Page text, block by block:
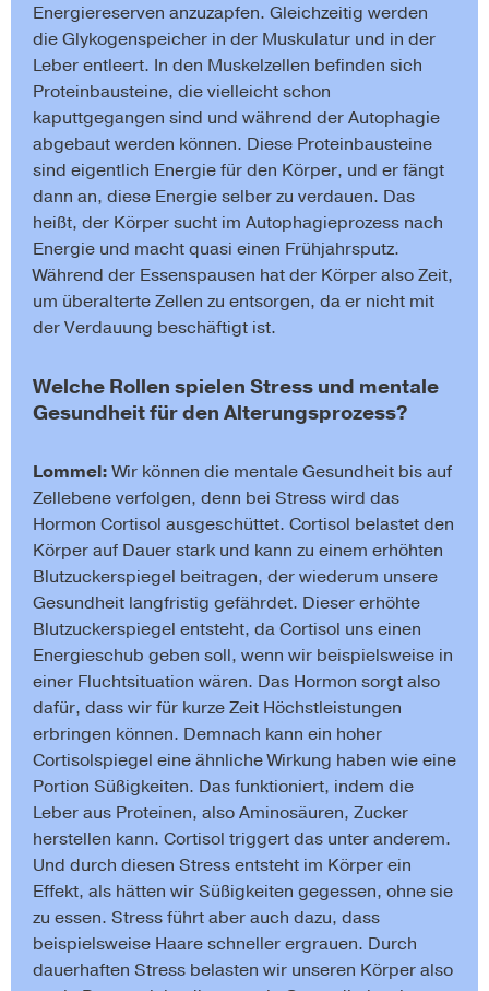
Energiereserven anzuzapfen. Gleichzeitig werden
die Glykogenspeicher in der Muskulatur und in der
Leber entleert. In den Muskelzellen befinden sich
Proteinbausteine, die vielleicht schon
kaputtgegangen sind und während der Autophagie
abgebaut werden können. Diese Proteinbausteine
sind eigentlich Energie für den Körper, und er fängt
dann an, diese Energie selber zu verdauen. Das
heißt, der Körper sucht im Autophagieprozess nach
Energie und macht quasi einen Frühjahrsputz.
Während der Essenspausen hat der Körper also Zeit,
um überalterte Zellen zu entsorgen, da er nicht mit
der Verdauung beschäftigt ist.
Welche Rollen spielen Stress und mentale
Gesundheit für den Alterungsprozess?
Lommel:Wir können die mentale Gesundheit bis auf
Zellebene verfolgen, denn bei Stress wird das
Hormon Cortisol ausgeschüttet. Cortisol belastet den
Körper auf Dauer stark und kann zu einem erhöhten
Blutzuckerspiegel beitragen, der wiederum unsere
Gesundheit langfristig gefährdet. Dieser erhöhte
Blutzuckerspiegel entsteht, da Cortisol uns einen
Energieschub geben soll, wenn wir beispielsweise in
einer Fluchtsituation wären. Das Hormon sorgt also
dafür, dass wir für kurze Zeit Höchstleistungen
erbringen können. Demnach kann ein hoher
Cortisolspiegel eine ähnliche Wirkung haben wie eine
Portion Süßigkeiten. Das funktioniert, indem die
Leber aus Proteinen, also Aminosäuren, Zucker
herstellen kann. Cortisol triggert das unter anderem.
Und durch diesen Stress entsteht im Körper ein
Effekt, als hätten wir Süßigkeiten gegessen, ohne sie
zu essen. Stress führt aber auch dazu, dass
beispielsweise Haare schneller ergrauen. Durch
dauerhaften Stress belasten wir unseren Körper also